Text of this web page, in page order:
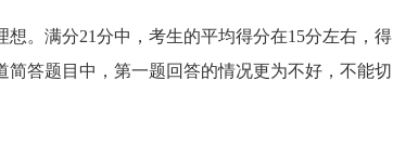
。满分21分中，考生的平均得分在15分左右，得
答题目中，第一题回答的情况更为不好，不能切